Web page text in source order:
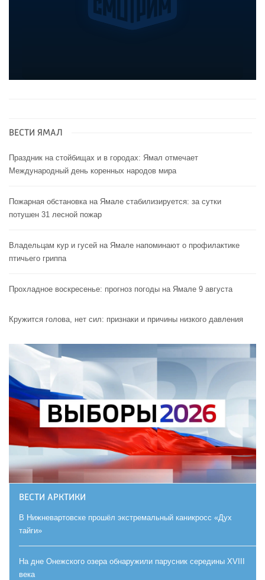
ВЕСТИ ЯМАЛ
Праздник на стойбищах и в городах: Ямал отмечает
Международный день коренных народов мира
Пожарная обстановка на Ямале стабилизируется: за сутки
потушен 31 лесной пожар
Владельцам кур и гусей на Ямале напоминают o профилактике
птичьего гриппа
Прохладное воскресенье: прогноз погоды на Ямале 9 августа
Кружится голова, нет сил: признаки и причины низкого давления
ВЕСТИ АРКТИКИ
В Нижневартовске прошёл экстремальный каникросс «Дух
тайги»
На дне Онежского озера обнаружили парусник середины XVIII
века